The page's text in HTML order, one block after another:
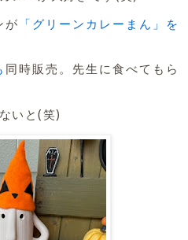
が 「グリーンカレーまん」を
同時販売。先生に食べてもら
いと(笑)